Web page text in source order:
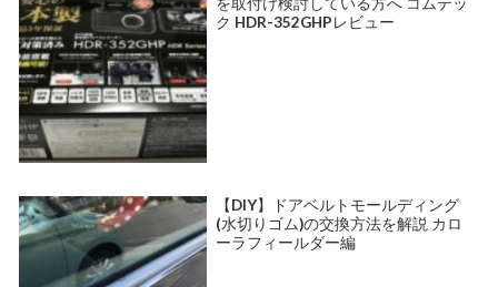
ク HDR-352GHPレビュー
【DIY】ドアベルトモールディング
(水切りゴム)の交換方法を解説 カロ
ーラフィールダー編